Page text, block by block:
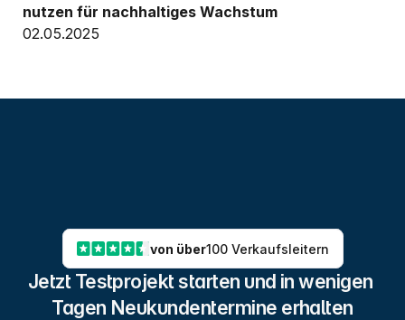
nutzen für nachhaltiges Wachstum
02.05.2025
von über100 Verkaufsleitern
Jetzt Testprojekt starten und in wenigen
Tagen Neukundentermine erhalten